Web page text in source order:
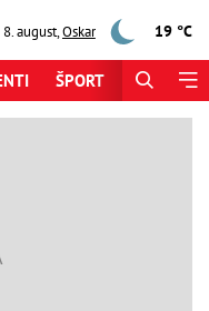
8. august,Oskar 19 °C
ŠPORT